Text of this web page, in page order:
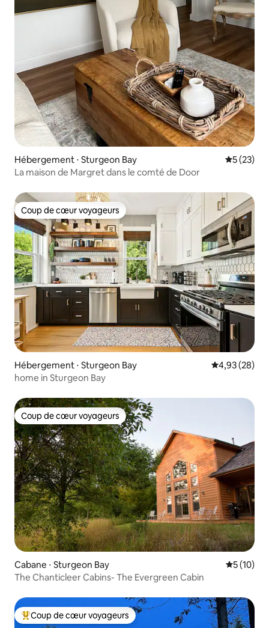
Hébergement ⋅ Sturgeon Bay
5 (23)
La maison de Margret dans le comté de Door
Coup de cœur voyageurs
Coup de cœur voyageurs
Hébergement ⋅ Sturgeon Bay Évaluation
4,93 (28)
home in Sturgeon Bay
Coup de cœur voyageurs
Coup de cœur voyageurs
Cabane ⋅ Sturgeon Bay
5 (10)
The Chanticleer Cabins- The Evergreen Cabin
Coups de cœur voyageurs les plus appréciés
Coup de cœur voyageurs